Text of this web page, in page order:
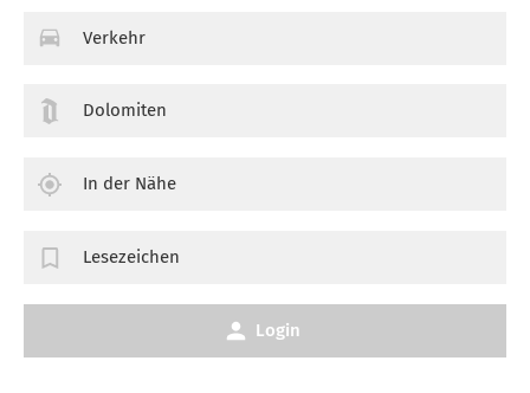
Verkehr
Dolomiten
In der Nähe
Lesezeichen
Login